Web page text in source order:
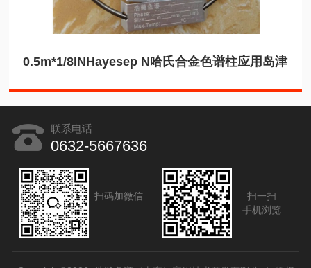
0.5m*1/8INHayesep N哈氏合金色谱柱应用岛津
联系电话
0632-5667636
扫码加微信
扫一扫
手机浏览